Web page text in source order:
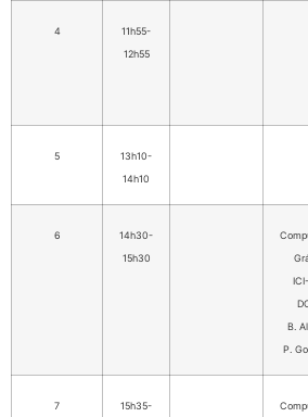
4
11h55-
12h55
5
13h10-
14h10
6
14h30-
15h30
B.
P.
7
15h35-